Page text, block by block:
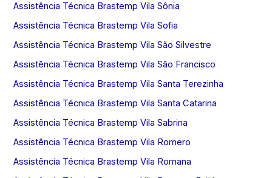
Assistência Técnica Brastemp Vila Sônia
Assistência Técnica Brastemp Vila Sofia
Assistência Técnica Brastemp Vila São Silvestre
Assistência Técnica Brastemp Vila São Francisco
Assistência Técnica Brastemp Vila Santa Terezinha
Assistência Técnica Brastemp Vila Santa Catarina
Assistência Técnica Brastemp Vila Sabrina
Assistência Técnica Brastemp Vila Romero
Assistência Técnica Brastemp Vila Romana